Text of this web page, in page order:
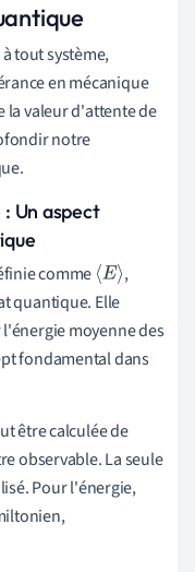
tout système,
en mécanique
la valeur d'attente de
notre
Un aspect
comme ⟨E⟩ ,
quantique. Elle
moyenne des
fondamental dans
être calculée de
observable. La seule
Pour l'énergie,